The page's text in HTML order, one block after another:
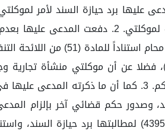
عليها برد حيازة السند لأمر
السند وإلزامها برده لموكلتي.
التجارية أن ترفع
فضلا عن أن موكلتي منشأة تجارية
القضائية أمام المحاكم. 3. كما أن ما
وصدور حكم قضائي آخر بإلزام
الدعوى رقم (439566121) لمطالبتها